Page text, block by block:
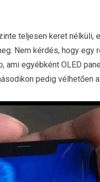
teljesen keret nélküli,
Nem kérdés, hogy egy
ami egyébként OLED
pedig vélhetően